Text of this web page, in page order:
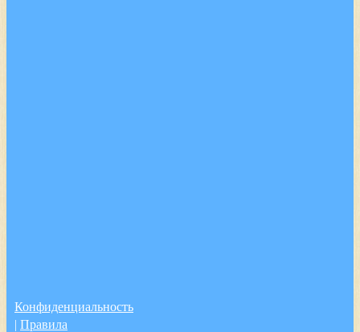
Конфиденциальность
Правила